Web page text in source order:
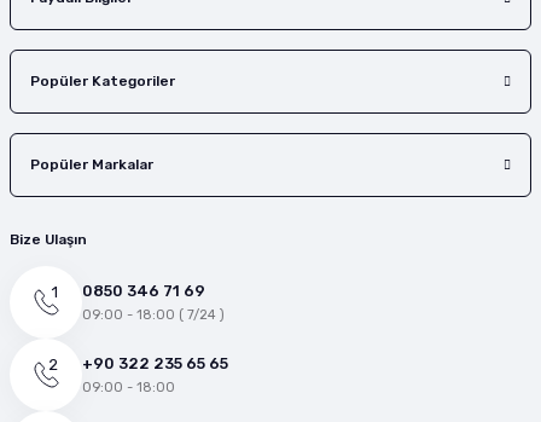
Popüler Kategoriler
Popüler Markalar
Bize Ulaşın
0850 346 71 69
09:00 - 18:00 ( 7/24 )
+90 322 235 65 65
09:00 - 18:00